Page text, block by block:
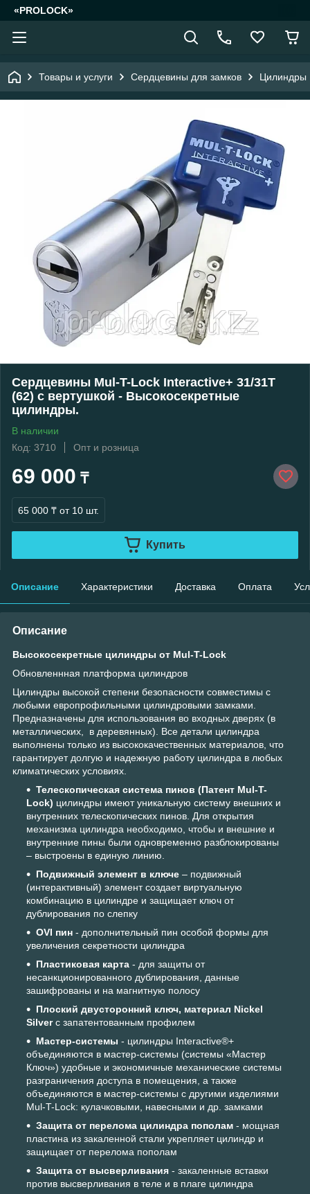
«PROLOCK»
Товары и услуги Сердцевины для замков Цилиндры
Сердцевины Mul-T-Lock Interactive+ 31/31Т
(62) с вертушкой - Высокосекретные
цилиндры.
В наличии
Код: 3710
Опт и розница
69 000 ₸
65 000 ₸ от 10 шт.
Купить
Описание Характеристики Доставка Оплата
Описание
Высокосекретные цилиндры от Mul-T-Lock
Обновленнная платформа цилиндров
Цилиндры высокой степени безопасности совместимы с
любыми европрофильными цилиндровыми замками.
Предназначены для использования во входных дверях (в
металлических, в деревянных). Все детали цилиндра
выполнены только из высококачественных материалов, что
гарантирует долгую и надежную работу цилиндра в любых
климатических условиях.
Телескопическая система пинов (Патент Mul-T-
Lock) цилиндры имеют уникальную систему внешних и
внутренних телескопических пинов. Для открытия
механизма цилиндра необходимо, чтобы и внешние и
внутренние пины были одновременно разблокированы
– выстроены в единую линию.
Подвижный элемент в ключе – подвижный
(интерактивный) элемент создает виртуальную
комбинацию в цилиндре и защищает ключ от
дублирования по слепку
OVI пин - дополнительный пин особой формы для
увеличения секретности цилиндра
Пластиковая карта - для защиты от
несанкционированного дублирования, данные
зашифрованы и на магнитную полосу
Плоский двусторонний ключ, материал Nickel
Silverс запатентованным профилем
Мастер-системы - цилиндры Interactive®+
объединяются в мастер-системы (системы «Мастер
Ключ») удобные и экономичные механические системы
разграничения доступа в помещения, а также
объединяются в мастер-системы с другими изделиями
Mul-T-Lock: кулачковыми, навесными и др. замками
Защита от перелома цилиндра пополам - мощная
пластина из закаленной стали укрепляет цилиндр и
защищает от перелома пополам
Защита от высверливания - закаленные вставки
против высверливания в теле и в плаге цилиндра